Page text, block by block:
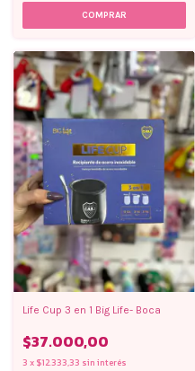
Life Cup 3 en 1 Big Life- Boca
$37.000,00
3 x $12.333,33 sin interés